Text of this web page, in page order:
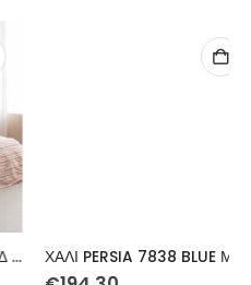
ΧΑΛΙ PERSIA 7838 BLUE ΜΕ ΚΡΟΣΣΙ – 200X290 NewPlan